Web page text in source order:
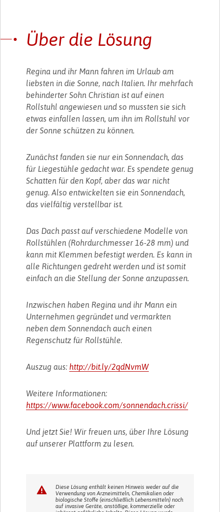
Über die Lösung
Regina und ihr Mann fahren im Urlaub am
liebsten in die Sonne, nach Italien. Ihr mehrfach
behinderter Sohn Christian ist auf einen
Rollstuhl angewiesen und so mussten sie sich
etwas einfallen lassen, um ihn im Rollstuhl vor
der Sonne schützen zu können.
Zunächst fanden sie nur ein Sonnendach, das
für Liegestühle gedacht war. Es spendete genug
Schatten für den Kopf, aber das war nicht
genug. Also entwickelten sie ein Sonnendach,
das vielfältig verstellbar ist.
Das Dach passt auf verschiedene Modelle von
Rollstühlen (Rohrdurchmesser 16-28 mm) und
kann mit Klemmen befestigt werden. Es kann in
alle Richtungen gedreht werden und ist somit
einfach an die Stellung der Sonne anzupassen.
Inzwischen haben Regina und ihr Mann ein
Unternehmen gegründet und vermarkten
neben dem Sonnendach auch einen
Regenschutz für Rollstühle.
Auszug aus: http://bit.ly/2qdNvmW
Weitere Informationen:
https://www.facebook.com/sonnendach.crissi/
Und jetzt Sie! Wir freuen uns, über Ihre Lösung
auf unserer Plattform zu lesen.
Diese Lösung enthält keinen Hinweis weder auf die
Verwendung von Arzneimitteln, Chemikalien oder
biologische Stoffe (einschließlich Lebensmitteln) noch
auf invasive Geräte, anstößige, kommerzielle oder